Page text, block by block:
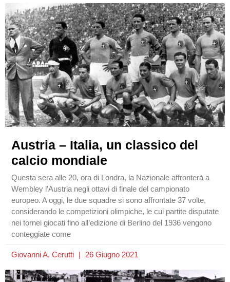
Austria – Italia, un classico del
calcio mondiale
Questa sera alle 20, ora di Londra, la Nazionale affronterà a
Wembley l’Austria negli ottavi di finale del campionato
europeo. A oggi, le due squadre si sono affrontate 37 volte,
considerando le competizioni olimpiche, le cui partite disputate
nei tornei giocati fino all’edizione di Berlino del 1936 vengono
conteggiate come
Giovanni A. Cerutti 26 Giugno 2021